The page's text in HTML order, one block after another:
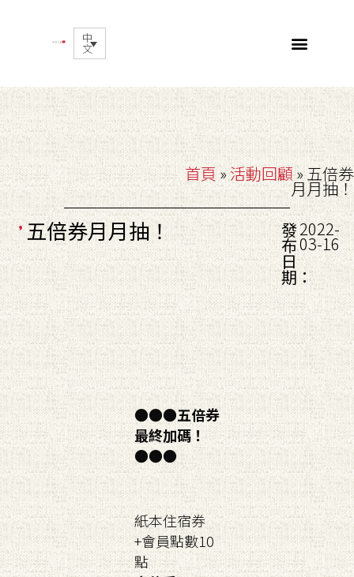
中
文
首頁»活動回顧»五倍券
月月抽！
五倍券月月抽！ 發
布
日
期：
2022-
03-16
●●●五倍券
最終加碼！
●●●
紙本住宿券
+會員點數10
點